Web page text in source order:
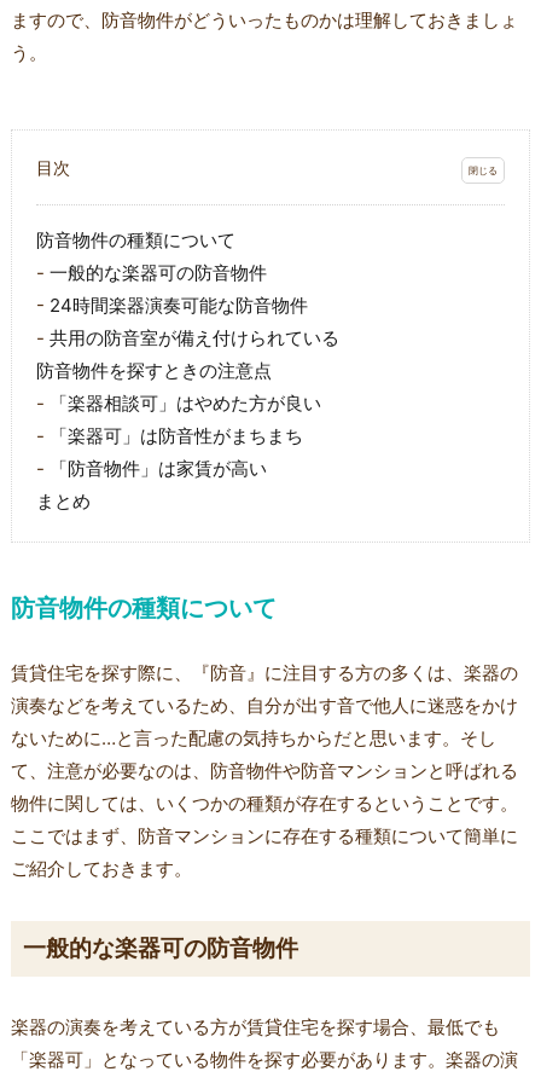
ますので、防音物件がどういったものかは理解しておきましょ
う。
目次
防音物件の種類について
一般的な楽器可の防音物件
24時間楽器演奏可能な防音物件
共用の防音室が備え付けられている
防音物件を探すときの注意点
「楽器相談可」はやめた方が良い
「楽器可」は防音性がまちまち
「防音物件」は家賃が高い
まとめ
防音物件の種類について
賃貸住宅を探す際に、『防音』に注目する方の多くは、楽器の
演奏などを考えているため、自分が出す音で他人に迷惑をかけ
ないために…と言った配慮の気持ちからだと思います。そし
て、注意が必要なのは、防音物件や防音マンションと呼ばれる
物件に関しては、いくつかの種類が存在するということです。
ここではまず、防音マンションに存在する種類について簡単に
ご紹介しておきます。
一般的な楽器可の防音物件
楽器の演奏を考えている方が賃貸住宅を探す場合、最低でも
「楽器可」となっている物件を探す必要があります。楽器の演